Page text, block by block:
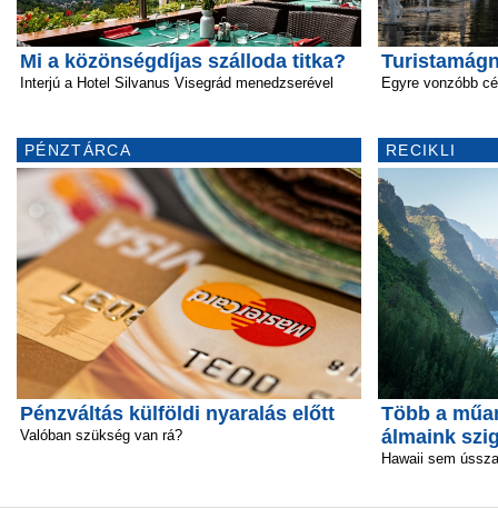
Mi a közönségdíjas szálloda titka?
Interjú a Hotel Silvanus Visegrád menedzserével
PÉNZTÁRCA
Pénzváltás külföldi nyaralás előtt
Valóban szükség van rá?
Egyre vonzóbb
RECIKLI
Több a
álmaink
Hawaii sem